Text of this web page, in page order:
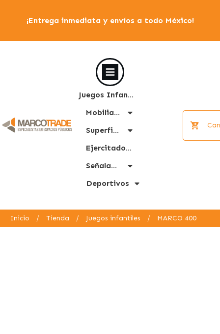
¡Entrega inmediata y envíos a todo México!
Juegos Infantiles
Mobiliario Urbano
Superficies
Ejercitadores
Señalamiento
Deportivos
Inicio / Tienda / Juegos infantiles / MARCO 400